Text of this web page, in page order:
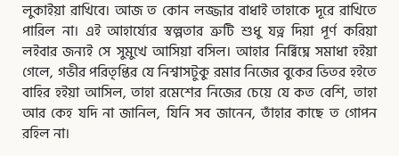
লুকাইয়া রাখিবে। আজ ত কোন লজ্জার বাধাই তাহাকে দূরে রাখিতে
পারিল না। এই আহার্য্যের স্বল্পতার ত্রুটি শুধু যত্ন দিয়া পূর্ণ করিয়া
লইবার জন্যই সে সুমুখে আসিয়া বসিল। আহার নির্ব্বিঘ্নে সমাধা হইয়া
গেলে, গভীর পরিতৃপ্তির যে নিশ্বাসটুকু রমার নিজের বুকের ভিতর হইতে
বাহির হইয়া আসিল, তাহা রমেশের নিজের চেয়ে যে কত বেশি, তাহা
আর কেহ যদি না জানিল, যিনি সব জানেন, তাঁহার কাছে ত গোপন
রহিল না।